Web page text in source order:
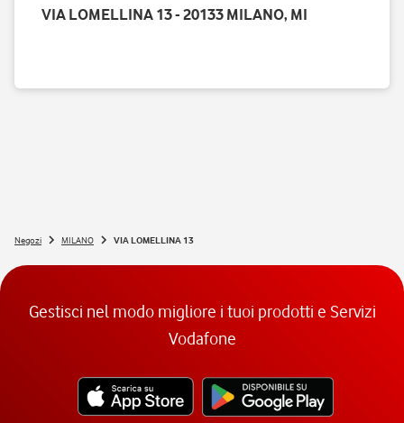
VIA LOMELLINA 13 - 20133 MILANO, MI
Negozi MILANO VIA LOMELLINA 13
Gestisci nel modo migliore i tuoi prodotti e Servizi
Vodafone